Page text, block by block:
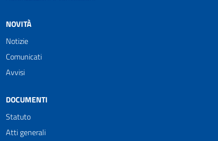
NOVITÀ
Notizie
Comunicati
Avvisi
DOCUMENTI
Statuto
Atti generali